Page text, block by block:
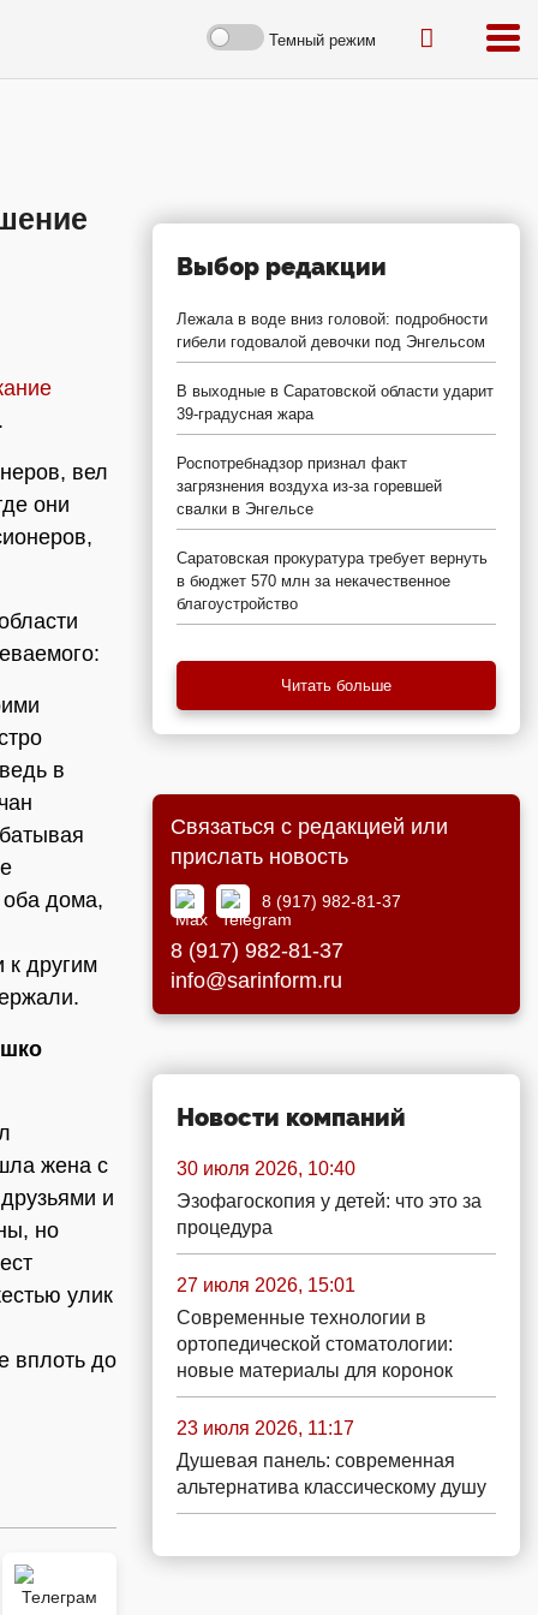
Темный режим
вел
они
в
оба дома,
к другим
жена с
и
но
улик
вплоть до
Выбор редакции
Лежала в воде вниз головой: подробности
гибели годовалой девочки под Энгельсом
В выходные в Саратовской области ударит
39-градусная жара
Роспотребнадзор признал факт
загрязнения воздуха из-за горевшей
свалки в Энгельсе
Саратовская прокуратура требует вернуть
в бюджет 570 млн за некачественное
благоустройство
Читать больше
Связаться с редакцией или
прислать новость
8 (917) 982-81-37
8 (917) 982-81-37
info@sarinform.ru
Новости компаний
30 июля 2026, 10:40
Эзофагоскопия у детей: что это за
процедура
27 июля 2026, 15:01
Современные технологии в
ортопедической стоматологии:
новые материалы для коронок
23 июля 2026, 11:17
Душевая панель: современная
альтернатива классическому душу